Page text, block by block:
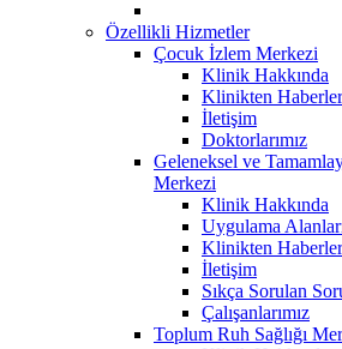
Özellikli Hizmetler
Çocuk İzlem Merkezi
Klinik Hakkında
Klinikten Haberler
İletişim
Doktorlarımız
Geleneksel ve
Merkezi
Klinik Hakkında
Uygulama
Klinikten Haberler
İletişim
Sıkça Sorulan
Çalışanlarımız
Toplum Ruh Sağlığı